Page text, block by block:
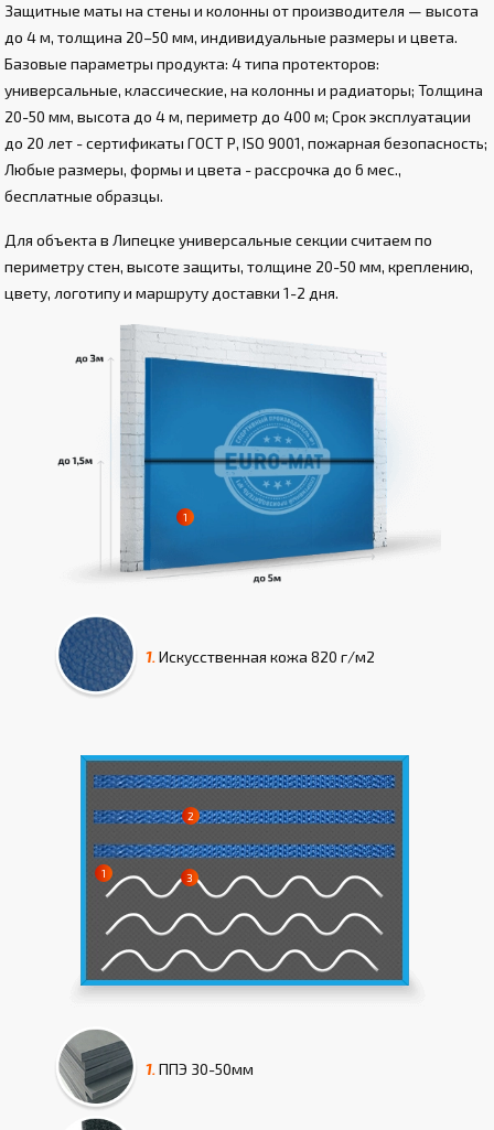
Защитные маты на стены и колонны от производителя — высота
до 4 м, толщина 20–50 мм, индивидуальные размеры и цвета.
Базовые параметры продукта: 4 типа протекторов:
универсальные, классические, на колонны и радиаторы; Толщина
20-50 мм, высота до 4 м, периметр до 400 м; Срок эксплуатации
до 20 лет - сертификаты ГОСТ Р, ISO 9001, пожарная безопасность;
Любые размеры, формы и цвета - рассрочка до 6 мес.,
бесплатные образцы.
Для объекта в Липецке универсальные секции считаем по
периметру стен, высоте защиты, толщине 20-50 мм, креплению,
цвету, логотипу и маршруту доставки 1-2 дня.
1. Искусcтвенная кожа 820 г/м2
1. ППЭ 30-50мм